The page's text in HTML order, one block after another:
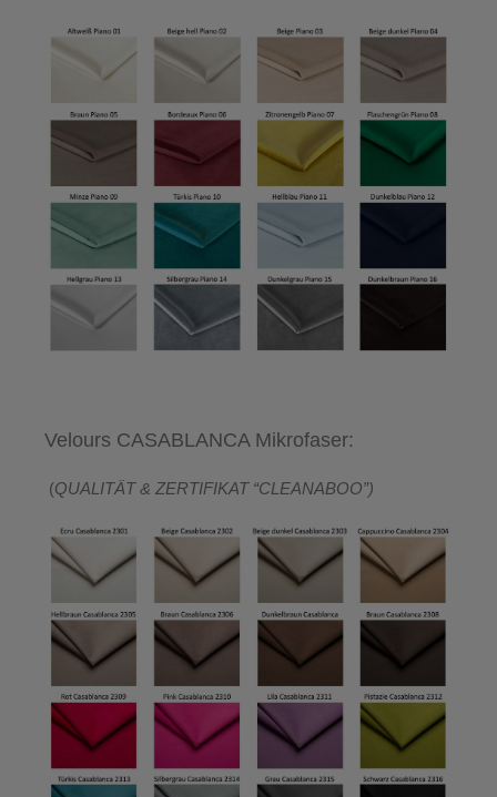
Velours CASABLANCA Mikrofaser:
(QUALITÄT & ZERTIFIKAT “CLEANABOO”)